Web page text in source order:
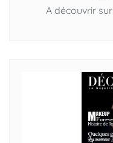
A découvrir sur